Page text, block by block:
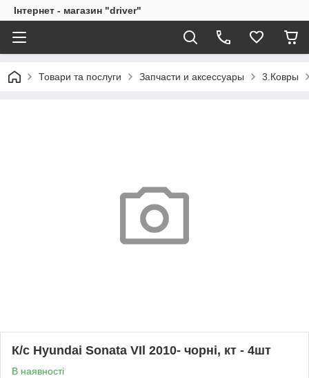
Інтернет - магазин "driver"
Товари та послуги Запчасти и аксессуары 3.Ковры
К/с Hyundai Sonata VIl 2010- чорні, кт - 4шт
В наявності